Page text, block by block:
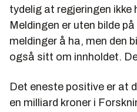
tydelig at regjeringen ikke
Meldingen er uten bilde
meldinger å ha, men den
også sitt om innholdet.
Det eneste positive er at
en milliard kroner i